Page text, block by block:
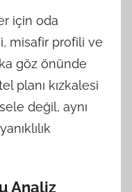
için oda
misafir profili ve
göz önünde
planı kızkalesi
değil, aynı
Analiz